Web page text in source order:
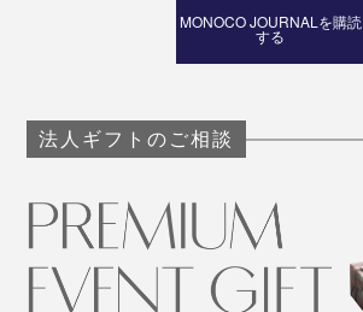
MONOCO JOURNALを購読
する
法人ギフトのご相談